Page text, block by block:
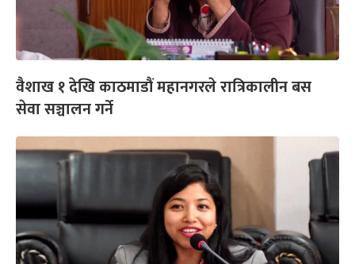
वैशाख १ देखि काठमाडौं महानगरले रात्रिकालीन बस
सेवा सञ्चालन गर्ने